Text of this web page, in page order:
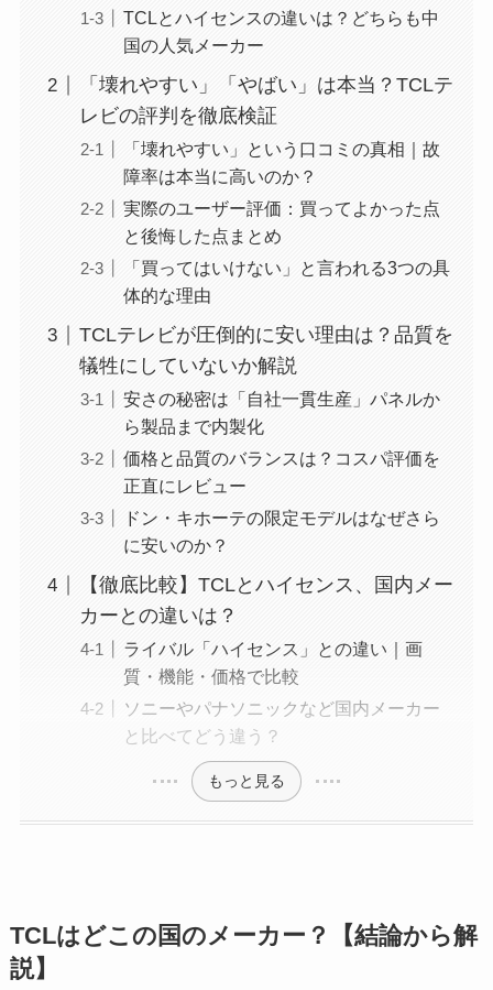
TCLとハイセンスの違いは？どちらも中
国の人気メーカー
「壊れやすい」「やばい」は本当？TCLテ
レビの評判を徹底検証
「壊れやすい」という口コミの真相｜故
障率は本当に高いのか？
実際のユーザー評価：買ってよかった点
と後悔した点まとめ
「買ってはいけない」と言われる3つの具
体的な理由
TCLテレビが圧倒的に安い理由は？品質を
犠牲にしていないか解説
安さの秘密は「自社一貫生産」パネルか
ら製品まで内製化
価格と品質のバランスは？コスパ評価を
正直にレビュー
ドン・キホーテの限定モデルはなぜさら
に安いのか？
【徹底比較】TCLとハイセンス、国内メー
カーとの違いは？
ライバル「ハイセンス」との違い｜画
質・機能・価格で比較
ソニーやパナソニックなど国内メーカー
と比べてどう違う？
もっと見る
TCLはどこの国のメーカー？【結論から解
説】